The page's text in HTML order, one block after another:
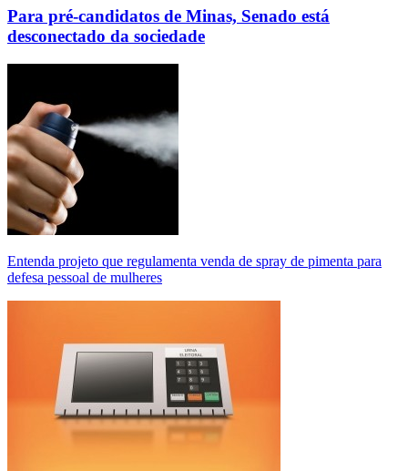
Para pré-candidatos de Minas, Senado está
desconectado da sociedade
Entenda projeto que regulamenta venda de spray de pimenta para
defesa pessoal de mulheres